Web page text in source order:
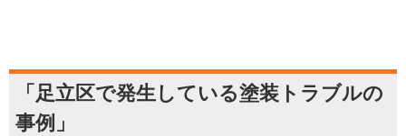
「足立区で発生している塗装トラブルの
事例」